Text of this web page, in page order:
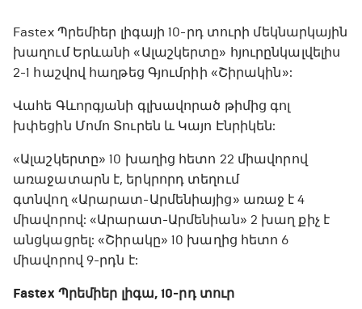
Fastex Պրեմիեր լիգայի 10-րդ տուրի մեկնարկային
խաղում Երևանի «Ալաշկերտը» հյուրընկալվելիս
2-1 հաշվով հաղթեց Գյումրիի «Շիրակին»:
Վահե Գևորգյանի գլխավորած թիմից գոլ
խփեցին Մոմո Տուրեն և Կայո Էնրիկեն:
«Ալաշկերտը» 10 խաղից հետո 22 միավորով
առաջատարն է, երկրորդ տեղում
գտնվող «Արարատ-Արմենիայից» առաջ է 4
միավորով: «Արարատ-Արմենիան» 2 խաղ քիչ է
անցկացրել: «Շիրակը» 10 խաղից հետո 6
միավորով 9-րդն է:
Fastex Պրեմիեր լիգա, 10-րդ տուր